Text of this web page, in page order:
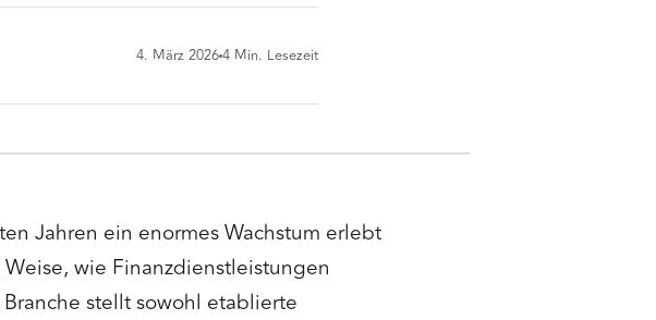
4. März 20264 Min. Lesezeit
Jahren ein enormes Wachstum erlebt
wie Finanzdienstleistungen
stellt sowohl etablierte